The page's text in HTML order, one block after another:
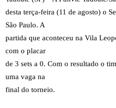
desta terça-feira (11 de agosto) o
São Paulo. A
partida que aconteceu na Vila
com o placar
de 3 sets a 0. Com o resultado o
uma vaga na
final do torneio.